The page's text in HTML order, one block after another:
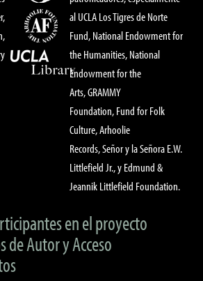
al UCLA Los Tigres de Norte
Fund, National Endowment for
the Humanities, National
Endowment for the
Arts, GRAMMY
Foundation, Fund for Folk
Culture, Arhoolie
Records, Señor y la Señora E.W.
Littlefield Jr., y Edmund &
Jeannik Littlefield Foundation.
en el proyecto
de Autor y Acceso